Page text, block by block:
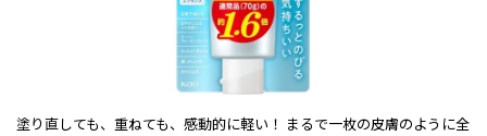
塗り直しても、重ねても、感動的に軽い！ まるで一枚の皮膚のように全